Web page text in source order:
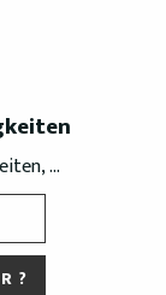
...
?